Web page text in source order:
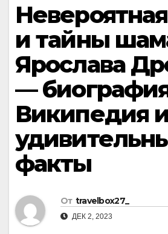
и тайны
Ярослава
—
Википедия
факты
От travelbox27_
ДЕК 2, 2023